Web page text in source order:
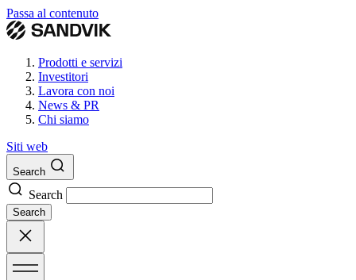
Passa al contenuto
Prodotti e servizi
Investitori
Lavora con noi
News & PR
Chi siamo
Siti web
Search
Search
Search